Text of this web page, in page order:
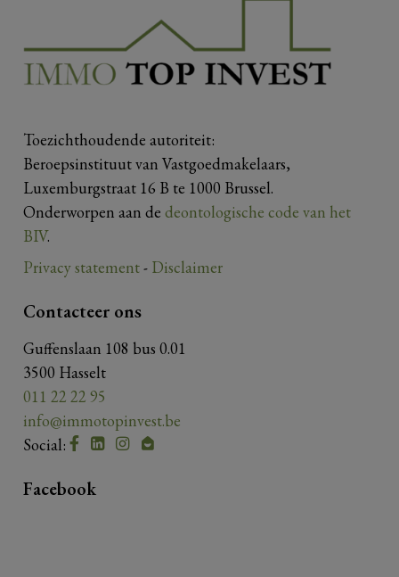
Toezichthoudende autoriteit:
Beroepsinstituut van Vastgoedmakelaars,
Luxemburgstraat 16 B te 1000 Brussel.
Onderworpen aan de deontologische code van het
BIV.
Privacy statement- Disclaimer
Contacteer ons
Guffenslaan 108 bus 0.01
3500 Hasselt
011 22 22 95
info@immotopinvest.be
Social:
Facebook